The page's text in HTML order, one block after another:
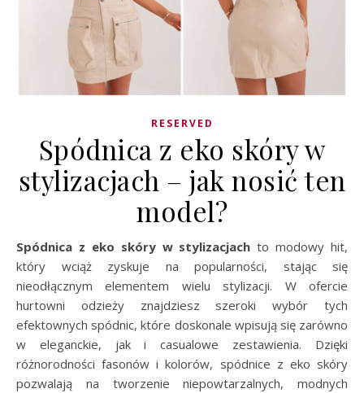
RESERVED
Spódnica z eko skóry w
stylizacjach – jak nosić ten
model?
Spódnica z eko skóry w stylizacjach to modowy hit,
który wciąż zyskuje na popularności, stając się
nieodłącznym elementem wielu stylizacji. W ofercie
hurtowni odzieży znajdziesz szeroki wybór tych
efektownych spódnic, które doskonale wpisują się zarówno
w eleganckie, jak i casualowe zestawienia. Dzięki
różnorodności fasonów i kolorów, spódnice z eko skóry
pozwalają na tworzenie niepowtarzalnych, modnych